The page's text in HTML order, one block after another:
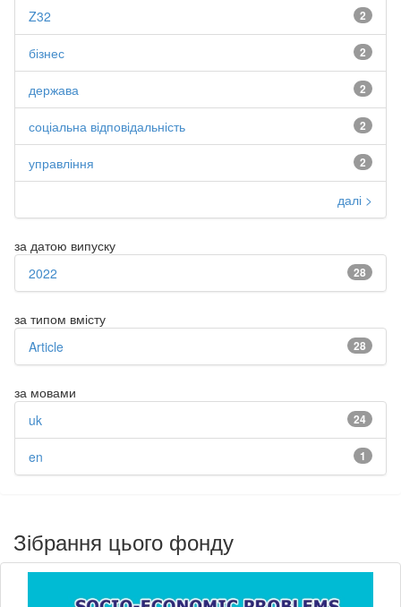
2
Z32
2
бізнес
2
держава
2
соціальна відповідальність
2
управління
далі >
за датою випуску
28
2022
за типом вмісту
28
Article
за мовами
24
uk
1
en
Зібрання цього фонду